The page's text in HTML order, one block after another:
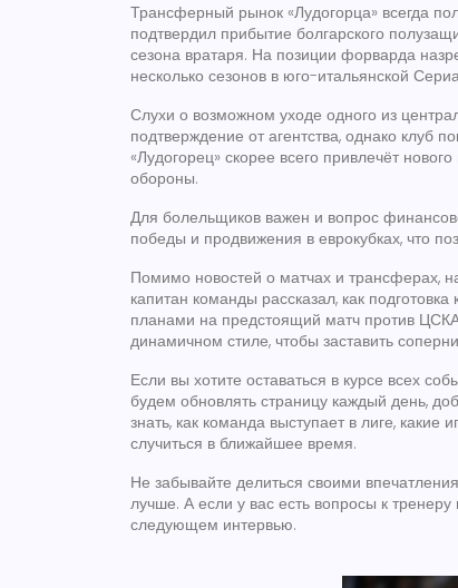
Трансферный рынок «Лудогорца» всегда
подтвердил прибытие болгарского
сезона вратаря. На позиции форварда
несколько сезонов в юго-итальянской
Слухи о возможном уходе одного из
подтверждение от агентства, однако клуб
«Лудогорец» скорее всего привлечёт
обороны.
Для болельщиков важен и вопрос
победы и продвижения в еврокубках, что
Помимо новостей о матчах и трансферах,
капитан команды рассказал, как
планами на предстоящий матч против
динамичном стиле, чтобы заставить
Если вы хотите оставаться в курсе всех
будем обновлять страницу каждый день,
знать, как команда выступает в лиге,
случиться в ближайшее время.
Не забывайте делиться своими
лучше. А если у вас есть вопросы к
следующем интервью.